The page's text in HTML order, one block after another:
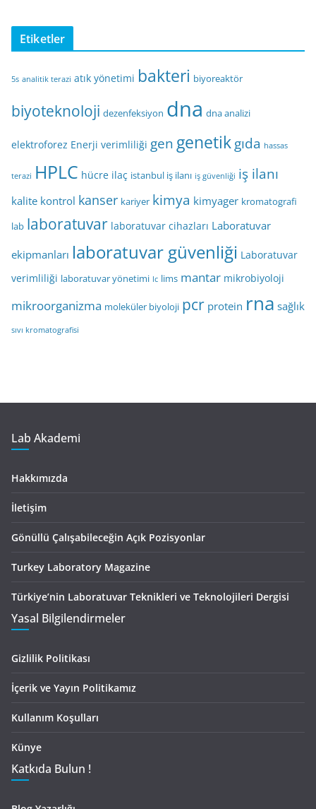
Etiketler
5s analitik terazi atık yönetimi bakteri biyoreaktör
biyoteknoloji dezenfeksiyon dna dna analizi
elektroforez Enerji verimliliği gen genetikgıda hassas
terazi HPLC hücre ilaç istanbul iş ilanı iş güvenliği iş ilanı
kalite kontrol kanser kariyer kimya kimyager kromatografi
lab laboratuvar laboratuvar cihazları Laboratuvar
ekipmanları laboratuvar güvenliği Laboratuvar
verimliliği laboratuvar yönetimi lc lims mantar mikrobiyoloji
mikroorganizma moleküler biyoloji pcr protein rna sağlık
sıvı kromatografisi
Lab Akademi
Hakkımızda
İletişim
Gönüllü Çalışabileceğin Açık Pozisyonlar
Turkey Laboratory Magazine
Türkiye’nin Laboratuvar Teknikleri ve Teknolojileri Dergisi
Yasal Bilgilendirmeler
Gizlilik Politikası
İçerik ve Yayın Politikamız
Kullanım Koşulları
Künye
Katkıda Bulun !